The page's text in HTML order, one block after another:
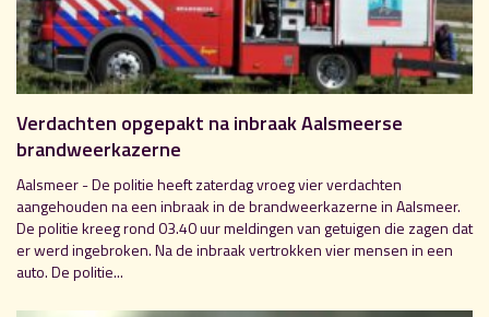
Verdachten opgepakt na inbraak Aalsmeerse
brandweerkazerne
Aalsmeer - De politie heeft zaterdag vroeg vier verdachten
aangehouden na een inbraak in de brandweerkazerne in Aalsmeer.
De politie kreeg rond 03.40 uur meldingen van getuigen die zagen dat
er werd ingebroken. Na de inbraak vertrokken vier mensen in een
auto. De politie...